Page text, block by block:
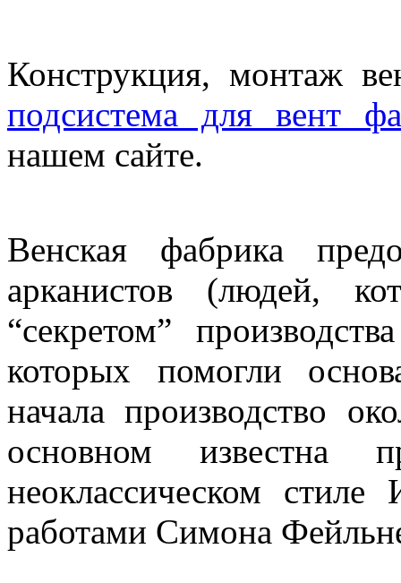
Конструкция, монтаж
подсистема для вент
нашем сайте.
Венская фабрика
арканистов (людей,
“секретом”
которых помогли
начала производство
основном известна
неоклассическом
работами Симона